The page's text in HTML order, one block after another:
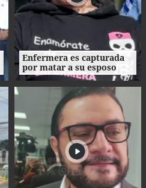
Enfermera es capturada
por matar a su esposo
tras crimen de su amante
en Honduras